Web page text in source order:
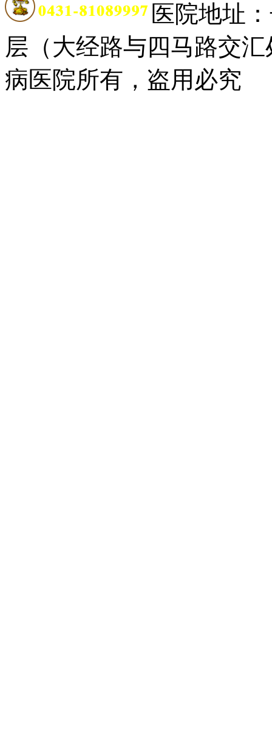
医院地址
层（大经路与四马路交汇
病医院所有，盗用必究